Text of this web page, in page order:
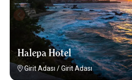
Halepa Hotel
Girit Adası /Girit Adası